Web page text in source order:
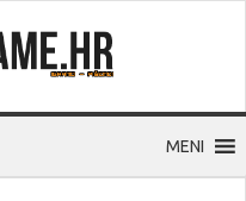
MENI